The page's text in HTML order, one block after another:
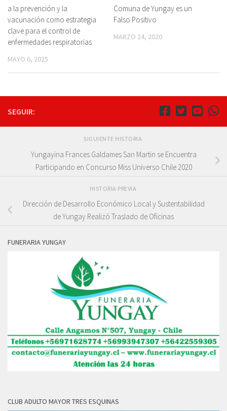
a la prevención y la
vacunación como estrategia
clave para el control de
enfermedades respiratorias
MAYO 6, 2025
Comuna de Yungay es un
Falso Positivo
MARZO 24, 2020
SEGUIR:
SIGUIENTE HISTORIA
Yungayina Frances Galdames San Martin se Encuentra
Participando en Concurso Miss Universo Chile 2020
HISTORIA PREVIA
Dirección de Desarrollo Económico Local y Sustentabilidad
de Yungay Realizó Traslado de Oficinas
FUNERARIA YUNGAY
CLUB ADULTO MAYOR TRES ESQUINAS